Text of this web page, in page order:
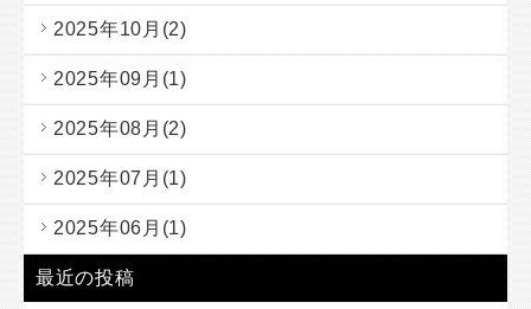
2025年10月(2)
2025年09月(1)
2025年08月(2)
2025年07月(1)
2025年06月(1)
最近の投稿